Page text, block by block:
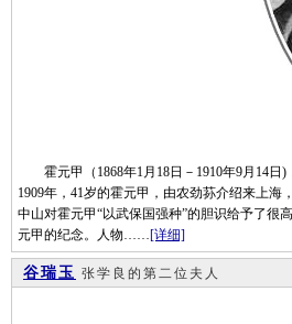
霍元甲（1868年1月18日－1910年9月14日)
1909年，41岁的霍元甲，由农劲荪介绍来上
中山对霍元甲“以武保国强种”的胆识给予了很
元甲的纪念。人物……[详细]
谷瑞玉 张学良的第二位夫人